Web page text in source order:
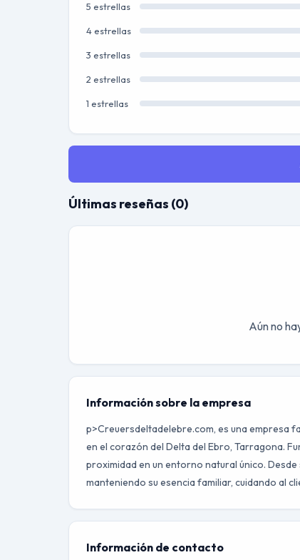
5 estrellas
4 estrellas
3 estrellas
2 estrellas
1 estrellas
Últimas reseñas (0)
Aún no
Información sobre la empresa
p>Creuersdeltadelebre.com, es una empresa
en el corazón del Delta del Ebro, Tarragona.
proximidad en un entorno natural único. Desde
manteniendo su esencia familiar, cuidando al
Información de contacto